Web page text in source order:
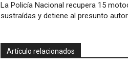
La Policía Nacional recupera 15
sustraídas y detiene al presunto autor
Artículo relacionados